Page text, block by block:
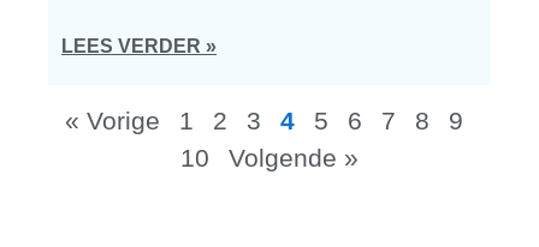
LEES VERDER »
« Vorige 1 2 3 4 5 6 7 8
9
10
Volgende »